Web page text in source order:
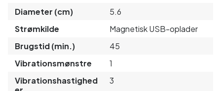
Diameter (cm)
5.6
Strømkilde
Magnetisk USB-oplader
Brugstid (min.)
45
Vibrationsmønstre
1
Vibrationshastighed
3